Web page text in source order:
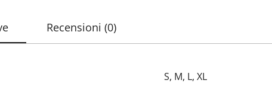
Recensioni (0)
S, M, L, XL